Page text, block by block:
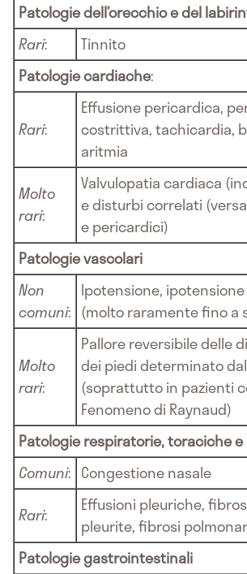
Patologie dell’orecchio e del
Rari:
Tinnito
Patologie cardiache:
Rari:
Effusione pericardica,
costrittiva, tachicardia,
aritmia
Molto
rari:
Valvulopatia cardiaca
e disturbi correlati
e pericardici)
Patologie vascolari
Non
comuni:
Ipotensione,
(molto raramente fino a
Molto
rari:
Pallore reversibile delle
dei piedi determinato
(soprattutto in pazienti
Fenomeno di Raynaud)
Patologie respiratorie, toraciche
Comuni: Congestione nasale
Rari:
Effusioni pleuriche,
pleurite, fibrosi
Patologie gastrointestinali